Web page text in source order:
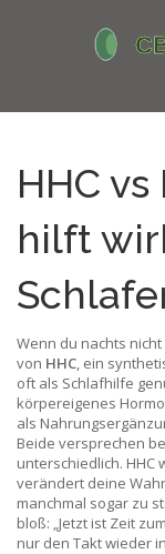
HHC
hilft
Wenn du nachts
von HHC, ein
oft als Schlafhilfe
körpereigenes
als
Beide versprechen
unterschiedlich. HHC
verändert deine
manchmal sogar zu
bloß: „Jetzt ist Zeit
nur den Takt wieder